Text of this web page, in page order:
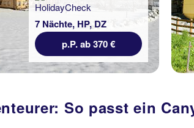
7 Nächte, HP, DZ
p.P. ab 370 €
So passt ein